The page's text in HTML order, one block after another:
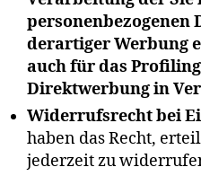
personenbezogenen
derartiger Werbung
auch für das
Direktwerbung in
Widerrufsrecht bei
haben das Recht,
jederzeit zu